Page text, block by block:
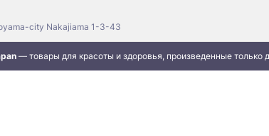
city Nakajiama 1-3-43
— товары для красоты и здоровья, произведенные